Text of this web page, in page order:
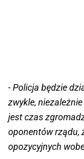
- Policja będzie
zwykle,
jest czas
oponentów rządu,
opozycyjnych